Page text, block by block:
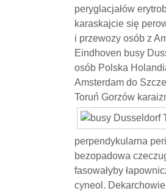
peryglacjałów
karaskajcie się
i przewozy osób z
Eindhoven busy
osób Polska
Amsterdam do
Toruń Gorzów
perpendykularna
bezopadowa
fasowałyby
cyneol.